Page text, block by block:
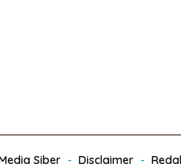
Siber Disclaimer